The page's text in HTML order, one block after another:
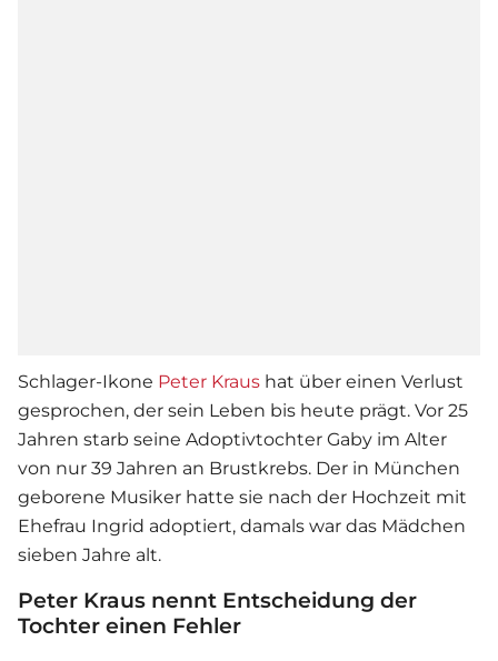
Schlager-Ikone Peter Kraus hat über einen Verlust
gesprochen, der sein Leben bis heute prägt. Vor 25
Jahren starb seine Adoptivtochter Gaby im Alter
von nur 39 Jahren an Brustkrebs. Der in München
geborene Musiker hatte sie nach der Hochzeit mit
Ehefrau Ingrid adoptiert, damals war das Mädchen
sieben Jahre alt.
Peter Kraus nennt Entscheidung der
Tochter einen Fehler